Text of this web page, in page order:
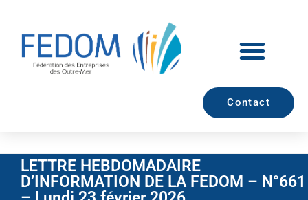
Contact
LETTRE HEBDOMADAIRE
D’INFORMATION DE LA FEDOM – N°661